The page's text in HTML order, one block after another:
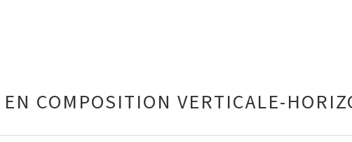
COMPOSITION VERTICALE-